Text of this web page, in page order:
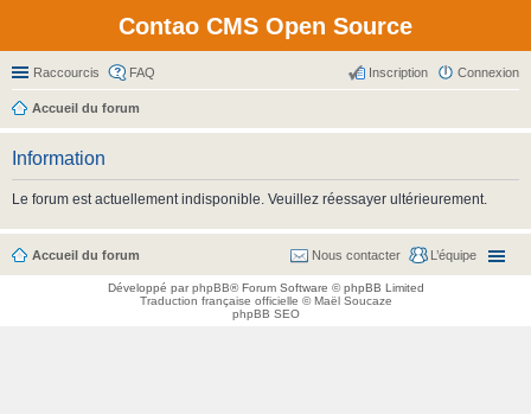
Contao CMS Open Source
Raccourcis FAQ Connexion
Inscription
Accueil du forum
Information
Le forum est actuellement indisponible. Veuillez réessayer ultérieurement.
Accueil du forum L’équipe
Nous contacter
Développé parphpBB® Forum Software © phpBB Limited
Traduction française officielle ©Maël Soucaze
phpBB SEO